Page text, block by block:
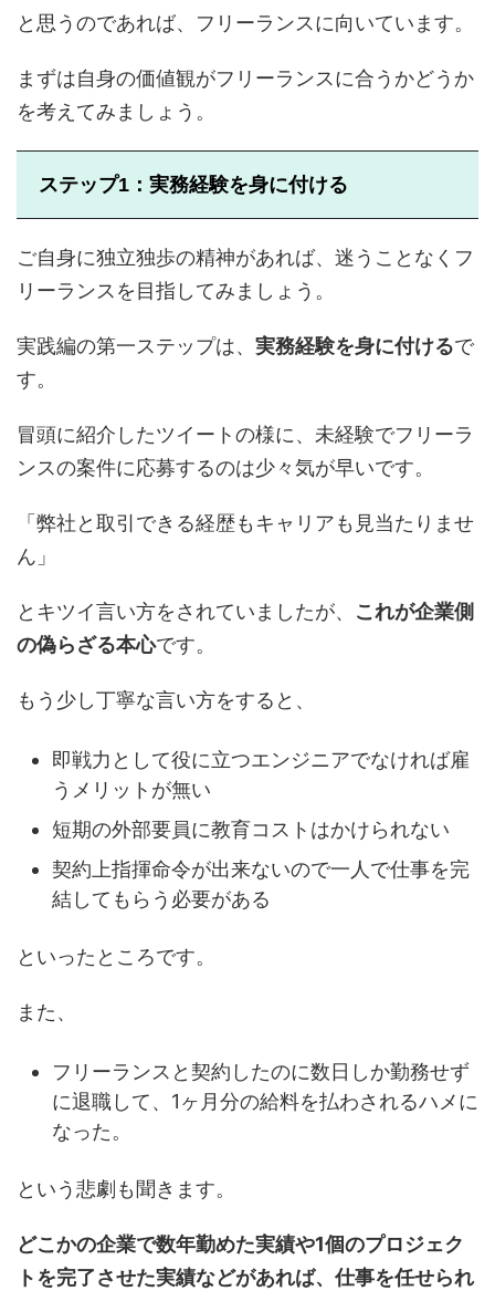
と思うのであれば、フリーランスに向いています。
まずは自身の価値観がフリーランスに合うかどうか
を考えてみましょう。
ステップ1：実務経験を身に付ける
ご自身に独立独歩の精神があれば、迷うことなくフ
リーランスを目指してみましょう。
実践編の第一ステップは、 実務経験を身に付けるで
す。
冒頭に紹介したツイートの様に、未経験でフリーラ
ンスの案件に応募するのは少々気が早いです。
「弊社と取引できる経歴もキャリアも見当たりませ
ん」
とキツイ言い方をされていましたが、 これが企業側
の偽らざる本心です。
もう少し丁寧な言い方をすると、
即戦力として役に立つエンジニアでなければ雇
うメリットが無い
短期の外部要員に教育コストはかけられない
契約上指揮命令が出来ないので一人で仕事を完
結してもらう必要がある
といったところです。
また、
フリーランスと契約したのに数日しか勤務せず
に退職して、1ヶ月分の給料を払わされるハメに
なった。
という悲劇も聞きます。
どこかの企業で数年勤めた実績や1個のプロジェク
トを完了させた実績などがあれば、仕事を任せられ